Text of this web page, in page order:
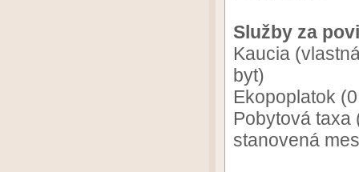
Služby za
Kaucia
byt)
Ekopoplatok
Pobytová taxa
stanovená